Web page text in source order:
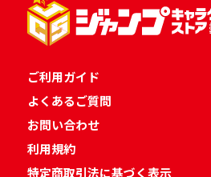
ご利用ガイド
よくあるご質問
お問い合わせ
利用規約
特定商取引法に基づく表示